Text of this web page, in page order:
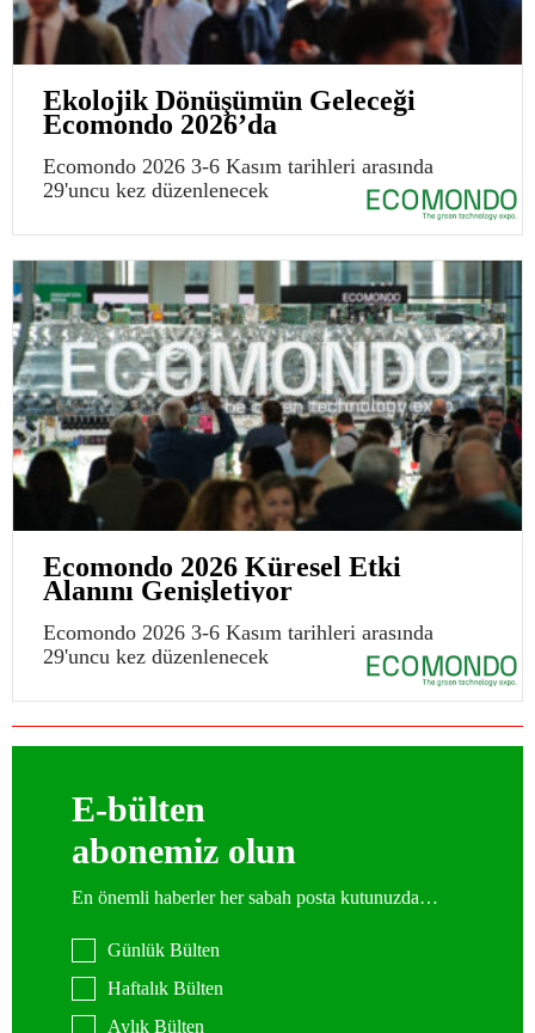
Ekolojik Dönüşümün Geleceği
Ecomondo 2026’da
Ecomondo 2026 3-6 Kasım tarihleri arasında
29'uncu kez düzenlenecek
Ecomondo 2026 Küresel Etki
Alanını Genişletiyor
Ecomondo 2026 3-6 Kasım tarihleri arasında
29'uncu kez düzenlenecek
E-bülten
abonemiz olun
En önemli haberler her sabah posta kutunuzda…
Günlük Bülten
Haftalık Bülten
Aylık Bülten